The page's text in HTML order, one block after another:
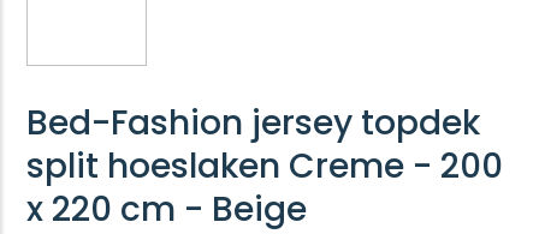
Bed-Fashion jersey topdek
split hoeslaken Creme - 200
x 220 cm - Beige